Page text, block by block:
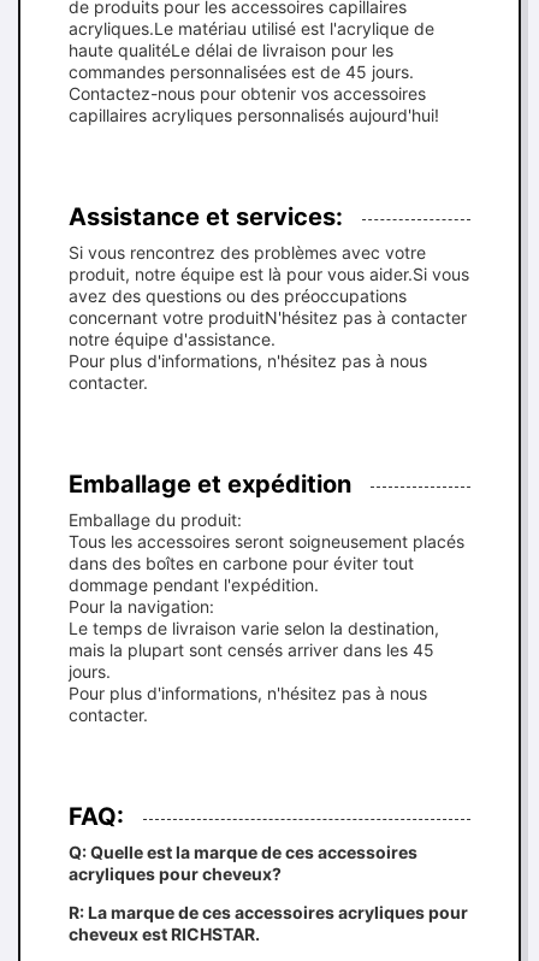
de produits pour les accessoires capillaires
acryliques.Le matériau utilisé est l'acrylique de
haute qualitéLe délai de livraison pour les
commandes personnalisées est de 45 jours.
Contactez-nous pour obtenir vos accessoires
capillaires acryliques personnalisés aujourd'hui!
Assistance et services:
Si vous rencontrez des problèmes avec votre
produit, notre équipe est là pour vous aider.Si vous
avez des questions ou des préoccupations
concernant votre produitN'hésitez pas à contacter
notre équipe d'assistance.
Pour plus d'informations, n'hésitez pas à nous
contacter.
Emballage et expédition
Emballage du produit:
Tous les accessoires seront soigneusement placés
dans des boîtes en carbone pour éviter tout
dommage pendant l'expédition.
Pour la navigation:
Le temps de livraison varie selon la destination,
mais la plupart sont censés arriver dans les 45
jours.
Pour plus d'informations, n'hésitez pas à nous
contacter.
FAQ:
Q: Quelle est la marque de ces accessoires
acryliques pour cheveux?
R: La marque de ces accessoires acryliques pour
cheveux est RICHSTAR.